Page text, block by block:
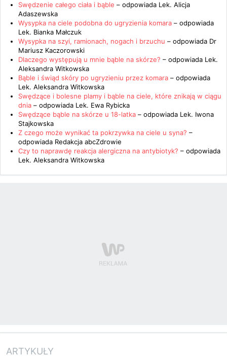
Swędzenie całego ciała i bąble – odpowiada Lek. Alicja
Adaszewska
Wysypka na ciele podobna do ugryzienia komara – odpowiada
Lek. Bianka Małczuk
Wysypka na szyi, ramionach, nogach i brzuchu – odpowiada Dr
Mariusz Kaczorowski
Dlaczego występują u mnie bąble na skórze? – odpowiada Lek.
Aleksandra Witkowska
Bąble i świąd skóry po ugryzieniu przez komara – odpowiada
Lek. Aleksandra Witkowska
Swędzące i bolesne plamy i bąble na ciele, które znikają w ciągu
dnia – odpowiada Lek. Ewa Rybicka
Swędzące bąble na skórze u 18-latka – odpowiada Lek. Iwona
Stajkowska
Z czego może wynikać ta pokrzywka na ciele u syna? –
odpowiada Redakcja abcZdrowie
Czy to naprawdę reakcja alergiczna na antybiotyk? – odpowiada
Lek. Aleksandra Witkowska
ARTYKUŁY